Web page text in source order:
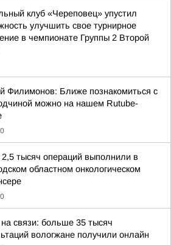
клуб «Череповец» упустил
улучшить свое турнирное
в чемпионате Группы 2 Второй
Филимонов: Ближе познакомиться с
можно на нашем Rutube-
тысяч операций выполнили в
областном онкологическом
связи: больше 35 тысяч
вологжане получили онлайн